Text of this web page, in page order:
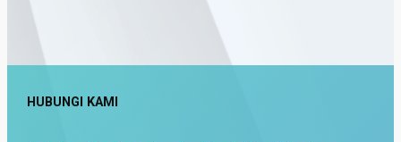
HUBUNGI KAMI